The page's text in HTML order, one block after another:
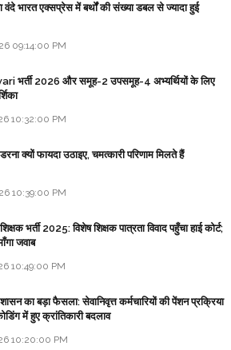
वंदे भारत एक्सप्रेस में बर्थों की संख्या डबल से ज्यादा हुई
09:14:00 PM
भर्ती 2026 और समूह-2 उपसमूह-4 अभ्यर्थियों के लिए
10:32:00 PM
क्यों फायदा उठाइए, चमत्कारी परिणाम मिलते हैं
10:39:00 PM
भर्ती 2025: विशेष शिक्षक पात्रता विवाद पहुँचा हाई कोर्ट;
जवाब
10:49:00 PM
का बड़ा फैसला: सेवानिवृत्त कर्मचारियों की पेंशन प्रक्रिया
में हुए क्रांतिकारी बदलाव
10:20:00 PM